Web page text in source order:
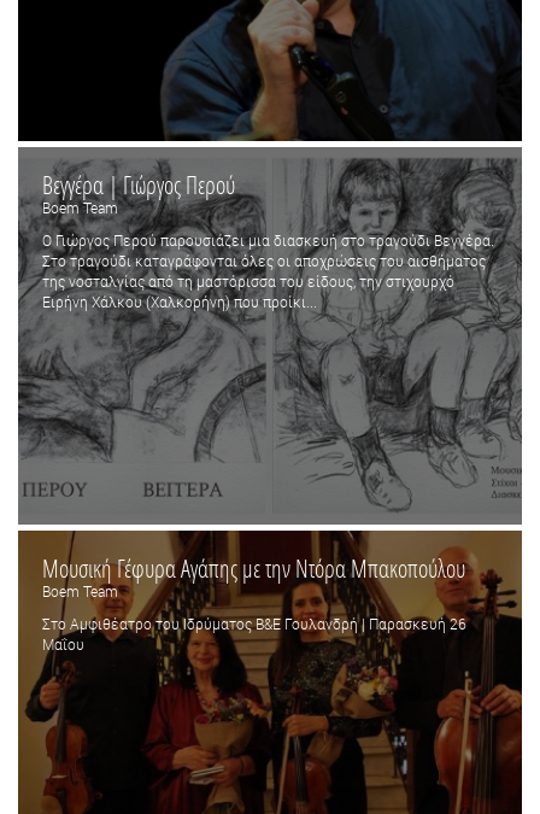
Βεγγέρα | Γιώργος Περού
Boem Team
Ο Γιώργος Περού παρουσιάζει μια διασκευή στο τραγούδι Βεγγέρα.
Στο τραγούδι καταγράφονται όλες οι αποχρώσεις του αισθήματος
της νοσταλγίας από τη μαστόρισσα του είδους, την στιχουρχό
Ειρήνη Χάλκου (Χαλκορήνη) που προίκι...
Μουσική Γέφυρα Αγάπης με την Ντόρα Μπακοπούλου
Boem Team
Στο Αμφιθέατρο του Ιδρύματος Β&Ε Γουλανδρή | Παρασκευή 26
Μαΐου